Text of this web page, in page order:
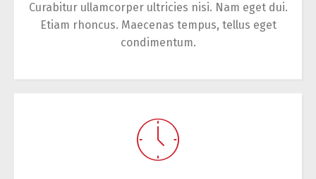
Curabitur ullamcorper ultricies nisi. Nam eget dui.
Etiam rhoncus. Maecenas tempus, tellus eget
condimentum.